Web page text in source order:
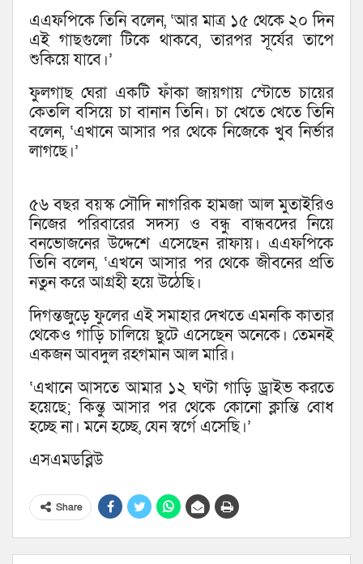
এএফপিকে তিনি বলেন, ‘আর মাত্র ১৫ থেকে ২০ দিন
এই গাছগুলো টিকে থাকবে, তারপর সূর্যের তাপে
শুকিয়ে যাবে।’
ফুলগাছ ঘেরা একটি ফাঁকা জায়গায় স্টোভে চায়ের
কেতলি বসিয়ে চা বানান তিনি। চা খেতে খেতে তিনি
বলেন, ‘এখানে আসার পর থেকে নিজেকে খুব নির্ভার
লাগছে।’
৫৬ বছর বয়স্ক সৌদি নাগরিক হামজা আল মুতাইরিও
নিজের পরিবারের সদস্য ও বন্ধু বান্ধবদের নিয়ে
বনভোজনের উদ্দেশে এসেছেন রাফায়। এএফপিকে
তিনি বলেন, ‘এখনে আসার পর থেকে জীবনের প্রতি
নতুন করে আগ্রহী হয়ে উঠেছি।
দিগন্তজুড়ে ফুলের এই সমাহার দেখতে এমনকি কাতার
থেকেও গাড়ি চালিয়ে ছুটে এসেছেন অনেকে। তেমনই
একজন আবদুল রহগমান আল মারি।
‘এখানে আসতে আমার ১২ ঘণ্টা গাড়ি ড্রাইভ করতে
হয়েছে; কিন্তু আসার পর থেকে কোনো ক্লান্তি বোধ
হচ্ছে না। মনে হচ্ছে, যেন স্বর্গে এসেছি।’
এসএমডব্লিউ
Share